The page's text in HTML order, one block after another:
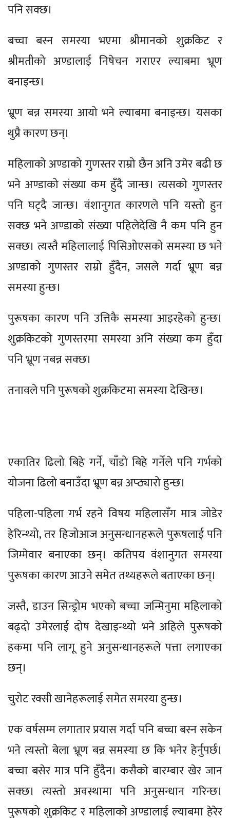
पनि सक्छ।
बच्चा बस्न समस्या भएमा श्रीमानको शुक्रकिट र
श्रीमतीको अण्डालाई निषेचन गराएर ल्याबमा भ्रूण
बनाइन्छ।
भ्रूण बन्न समस्या आयो भने ल्याबमा बनाइन्छ। यसका
थुप्रै कारण छन्।
महिलाको अण्डाको गुणस्तर राम्रो छैन अनि उमेर बढी छ
भने अण्डाको संख्या कम हुँदै जान्छ। त्यसको गुणस्तर
पनि घट्दै जान्छ। वंशानुगत कारणले पनि यस्तो हुन
सक्छ भने अण्डाको संख्या पहिलेदेखि नै कम पनि हुन
सक्छ। त्यस्तै महिलालाई पिसिओएसको समस्या छ भने
अण्डाको गुणस्तर राम्रो हुँदैन, जसले गर्दा भ्रूण बन्न
समस्या हुन्छ।
पुरूषका कारण पनि उत्तिकै समस्या आइरहेको हुन्छ।
शुक्रकिटको गुणस्तरमा समस्या अनि संख्या कम हुँदा
पनि भ्रूण नबन्न सक्छ।
तनावले पनि पुरूषको शुक्रकिटमा समस्या देखिन्छ।
एकातिर ढिलो बिहे गर्ने, चाँडो बिहे गर्नेले पनि गर्भको
योजना ढिलो बनाउँदा भ्रूण बन्न अप्ठ्यारो हुन्छ।
पहिला-पहिला गर्भ रहने विषय महिलासँग मात्र जोडेर
हेरिन्थ्यो, तर हिजोआज अनुसन्धानहरूले पुरूषलाई पनि
जिम्मेवार बनाएका छन्। कतिपय वंशानुगत समस्या
पुरूषका कारण आउने समेत तथ्यहरूले बताएका छन्।
जस्तै, डाउन सिन्ड्रोम भएको बच्चा जन्मिनुमा महिलाको
बढ्दो उमेरलाई दोष देखाइन्थ्यो भने अहिले पुरूषको
हकमा पनि लागू हुने अनुसन्धानहरूले पत्ता लगाएका
छन्।
चुरोट रक्सी खानेहरूलाई समेत समस्या हुन्छ।
एक वर्षसम्म लगातार प्रयास गर्दा पनि बच्चा बस्न सकेन
भने त्यस्तो बेला भ्रूण बन्न समस्या छ कि भनेर हेर्नुपर्छ।
बच्चा बसेर मात्र पनि हुँदैन। कसैको बारम्बार खेर जान
सक्छ। त्यस्तो अवस्थामा पनि अनुसन्धान गरिन्छ।
पुरूषको शुक्रकिट र महिलाको अण्डालाई ल्याबमा हेरेर